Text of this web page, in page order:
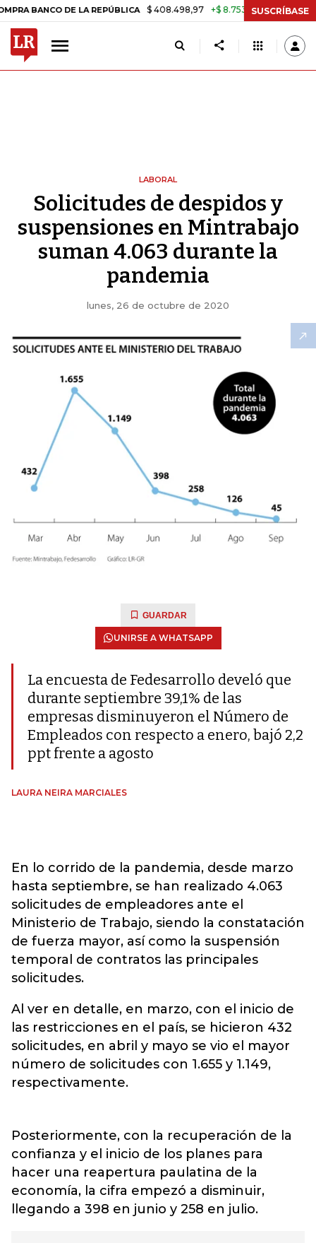
DE LA REPÚBLICA $ 408.498,97 +$ 8.753,81 +2,19% TASA DE
SUSCRÍBASE
LABORAL
Solicitudes de despidos y
suspensiones en Mintrabajo
suman 4.063 durante la
pandemia
lunes, 26 de octubre de 2020
GUARDAR
UNIRSE A WHATSAPP
La encuesta de Fedesarrollo develó que
durante septiembre 39,1% de las
empresas disminuyeron el Número de
Empleados con respecto a enero, bajó 2,2
ppt frente a agosto
LAURA NEIRA MARCIALES
En lo corrido de la pandemia, desde marzo
hasta septiembre, se han realizado 4.063
solicitudes de empleadores ante el
Ministerio de Trabajo, siendo la constatación
de fuerza mayor, así como la suspensión
temporal de contratos las principales
solicitudes.
Al ver en detalle, en marzo, con el inicio de
las restricciones en el país, se hicieron 432
solicitudes, en abril y mayo se vio el mayor
número de solicitudes con 1.655 y 1.149,
respectivamente.
Posteriormente, con la recuperación de la
confianza y el inicio de los planes para
hacer una reapertura paulatina de la
economía, la cifra empezó a disminuir,
llegando a 398 en junio y 258 en julio.